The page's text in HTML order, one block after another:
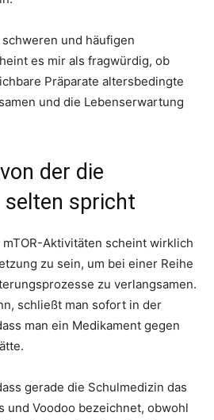
und häufigen
es mir als fragwürdig, ob
Präparate altersbedingte
und die Lebenserwartung
der die
selten spricht
Aktivitäten scheint wirklich
zu sein, um bei einer Reihe
zu verlangsamen.
schließt man sofort in der
man ein Medikament gegen
gerade die Schulmedizin das
und Voodoo bezeichnet, obwohl